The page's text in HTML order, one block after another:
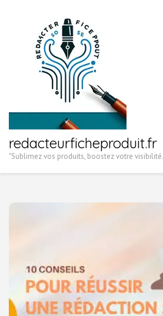
redacteurficheproduit.fr
"Sublimez vos produits, boostez votre